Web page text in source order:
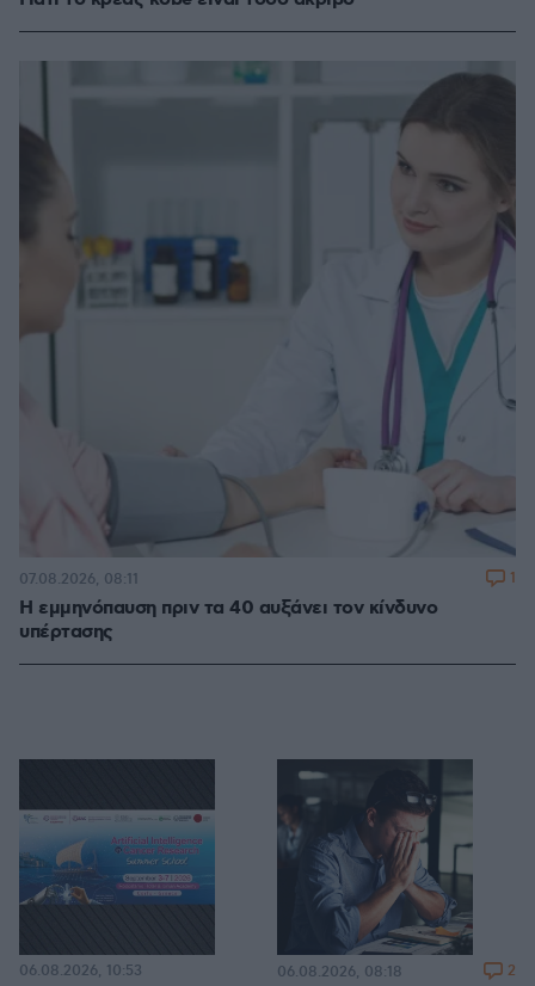
Η εμμηνόπαυση πριν τα 40 αυξάνει τον κίνδυνο
υπέρτασης
07.08.2026, 08:11 1
06.08.2026, 10:53 06.08.2026, 08:18 2